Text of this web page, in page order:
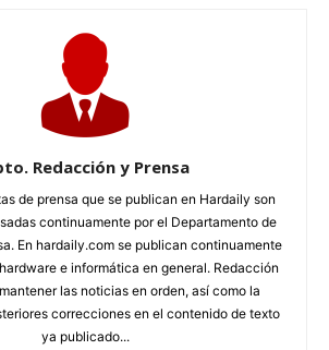
Redacción y Prensa
de prensa que se publican en Hardaily son
continuamente por el Departamento de
En hardaily.com se publican continuamente
e informática en general. Redacción
las noticias en orden, así como la
correcciones en el contenido de texto
ya publicado...